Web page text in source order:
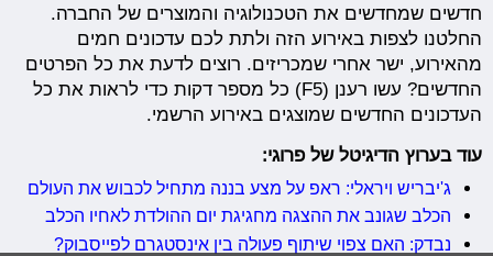
חדשים שמחדשים את הטכנולוגיה והמוצרים של החברה.
החלטנו לצפות באירוע הזה ולתת לכם עדכונים חמים
מהאירוע, ישר אחרי שמכריזים. רוצים לדעת את כל הפרטים
החדשים? עשו רענן (F5) כל מספר דקות כדי לראות את כל
העדכונים החדשים שמוצגים באירוע הרשמי.
עוד בערוץ הדיגיטל של פרוגי:
ג'יבריש ויראלי: ראפ על מצע בננה מתחיל לכבוש את העולם
הכלב שגונב את ההצגה מחגיגת יום ההולדת לאחיו הכלב
נבדק: האם צפוי שיתוף פעולה בין אינסטגרם לפייסבוק?